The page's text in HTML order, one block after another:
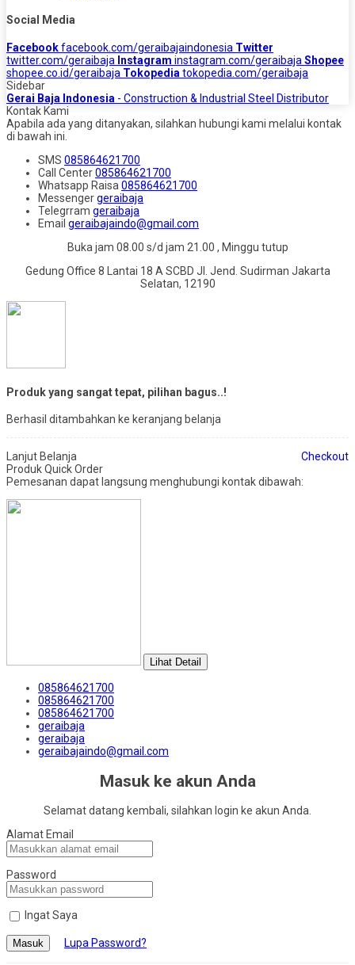
Social Media
Facebookfacebook.com/geraibajaindonesia Twitter
twitter.com/geraibaja Instagram instagram.com/geraibaja Shopee
shopee.co.id/geraibaja Tokopedia tokopedia.com/geraibaja
Sidebar
Gerai Baja Indonesia - Construction & Industrial Steel Distributor
Kontak Kami
Apabila ada yang ditanyakan, silahkan hubungi kami melalui kontak
di bawah ini.
SMS 085864621700
Call Center085864621700
Whatsapp Raisa 085864621700
Messengergeraibaja
Telegrram geraibaja
Email geraibajaindo@gmail.com
Buka jam 08.00 s/d jam 21.00 , Minggu tutup
Gedung Office 8 Lantai 18 A SCBD Jl. Jend. Sudirman Jakarta
Selatan, 12190
Produk yang sangat tepat, pilihan bagus..!
Berhasil ditambahkan ke keranjang belanja
Lanjut Belanja
Checkout
Produk Quick Order
Pemesanan dapat langsung menghubungi kontak dibawah:
Lihat Detail
085864621700
085864621700
085864621700
geraibaja
geraibaja
geraibajaindo@gmail.com
Masuk ke akun Anda
Selamat datang kembali, silahkan login ke akun Anda.
Alamat Email
Password
Ingat Saya
Masuk Lupa Password?